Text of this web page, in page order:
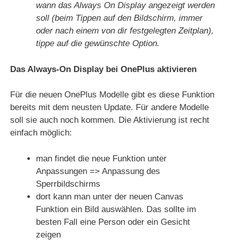
wann das Always On Display angezeigt werden
soll (beim Tippen auf den Bildschirm, immer
oder nach einem von dir festgelegten Zeitplan),
tippe auf die gewünschte Option.
Das Always-On Display bei OnePlus aktivieren
Für die neuen OnePlus Modelle gibt es diese Funktion
bereits mit dem neusten Update. Für andere Modelle
soll sie auch noch kommen. Die Aktivierung ist recht
einfach möglich:
man findet die neue Funktion unter
Anpassungen => Anpassung des
Sperrbildschirms
dort kann man unter der neuen Canvas
Funktion ein Bild auswählen. Das sollte im
besten Fall eine Person oder ein Gesicht
zeigen